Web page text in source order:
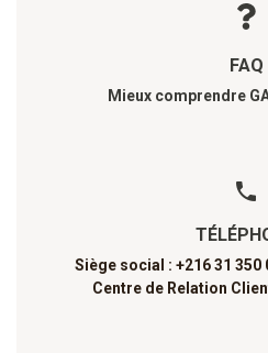
FAQ
Mieux comprendre
Siège social : +216 31 350
Centre de Relation